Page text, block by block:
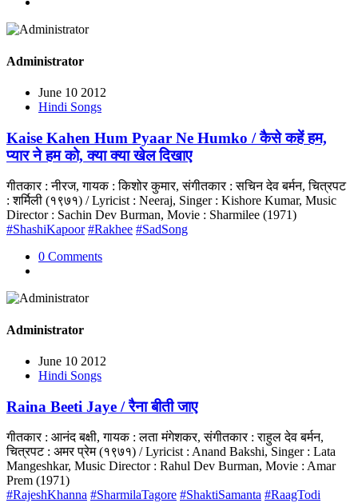
Administrator
June 10 2012
Hindi Songs
Kaise Kahen Hum Pyaar Ne Humko / कैसे कहें हम,
प्यार ने हम को, क्या क्या खेल दिखाए
गीतकार : नीरज, गायक : किशोर कुमार, संगीतकार : सचिन देव बर्मन, चित्रपट
: शर्मिली (१९७१) / Lyricist : Neeraj, Singer : Kishore Kumar, Music
Director : Sachin Dev Burman, Movie : Sharmilee (1971)
#ShashiKapoor #Rakhee #SadSong
0 Comments
Administrator
June 10 2012
Hindi Songs
Raina Beeti Jaye / रैना बीती जाए
गीतकार : आनंद बक्षी, गायक : लता मंगेशकर, संगीतकार : राहुल देव बर्मन,
चित्रपट : अमर प्रेम (१९७१) / Lyricist : Anand Bakshi, Singer : Lata
Mangeshkar, Music Director : Rahul Dev Burman, Movie : Amar
Prem (1971)
#RajeshKhanna #SharmilaTagore #ShaktiSamanta #RaagTodi